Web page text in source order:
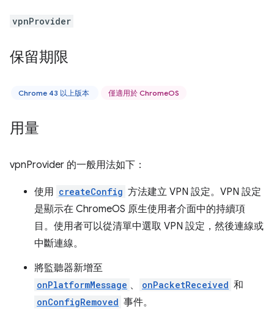
vpnProvider
保留期限
Chrome 43 以上版本 僅適用於 ChromeOS
用量
vpnProvider 的一般用法如下：
使用 createConfig 方法建立 VPN 設定。VPN 設定
是顯示在 ChromeOS 原生使用者介面中的持續項
目。使用者可以從清單中選取 VPN 設定，然後連線或
中斷連線。
將監聽器新增至
onPlatformMessage 、 onPacketReceived 和
onConfigRemoved 事件。